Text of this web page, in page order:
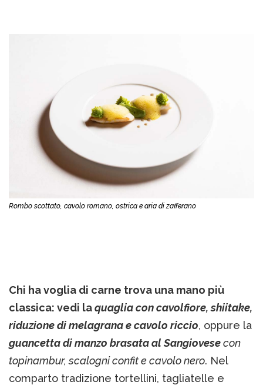
Rombo scottato, cavolo romano, ostrica e aria di zafferano
Chi ha voglia di carne trova una mano più
classica: vedi laquaglia con cavolfiore, shiitake,
riduzione di melagrana e cavolo riccio, oppure la
guancetta di manzo brasata al Sangiovesecon
topinambur, scalogni confit e cavolo nero. Nel
comparto tradizione tortellini, tagliatelle e